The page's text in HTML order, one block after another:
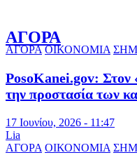
ΑΓΟΡΑ
ΑΓΟΡΑ ΟΙΚΟΝΟΜΙΑ
PosoKanei.gov: Στον
την προστασία των
17 Ιουνίου, 2026 - 11:47
Lia
ΑΓΟΡΑ ΟΙΚΟΝΟΜΙΑ